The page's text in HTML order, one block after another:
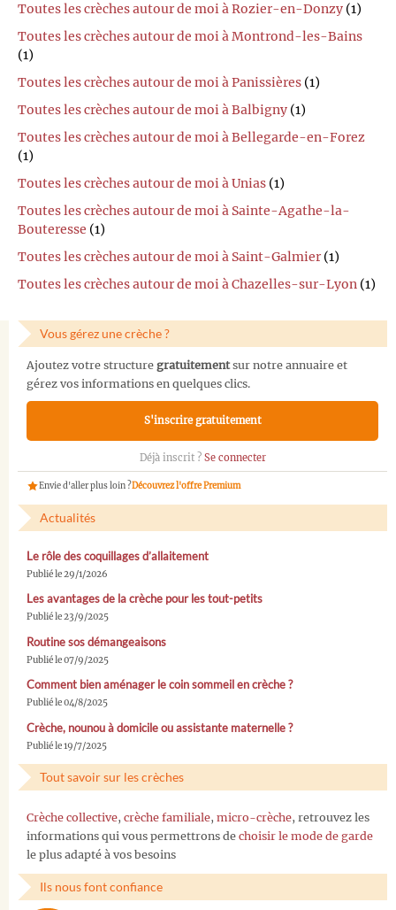
Toutes les crèches autour de moi à Rozier-en-Donzy (1)
Toutes les crèches autour de moi à Montrond-les-Bains
(1)
Toutes les crèches autour de moi à Panissières (1)
Toutes les crèches autour de moi à Balbigny (1)
Toutes les crèches autour de moi à Bellegarde-en-Forez
(1)
Toutes les crèches autour de moi à Unias (1)
Toutes les crèches autour de moi à Sainte-Agathe-la-
Bouteresse (1)
Toutes les crèches autour de moi à Saint-Galmier (1)
Toutes les crèches autour de moi à Chazelles-sur-Lyon (1)
Vous gérez une crèche ?
Ajoutez votre structure gratuitementsur notre annuaire et
gérez vos informations en quelques clics.
S'inscrire gratuitement
Déjà inscrit ? Se connecter
Envie d'aller plus loin ?Découvrez l'offre Premium
Actualités
Le rôle des coquillages d’allaitement
Publié le 29/1/2026
Les avantages de la crèche pour les tout-petits
Publié le 23/9/2025
Routine sos démangeaisons
Publié le 07/9/2025
Comment bien aménager le coin sommeil en crèche ?
Publié le 04/8/2025
Crèche, nounou à domicile ou assistante maternelle ?
Publié le 19/7/2025
Tout savoir sur les crèches
Crèche collective, crèche familiale, micro-crèche, retrouvez les
informations qui vous permettrons de choisir le mode de garde
le plus adapté à vos besoins
Ils nous font confiance